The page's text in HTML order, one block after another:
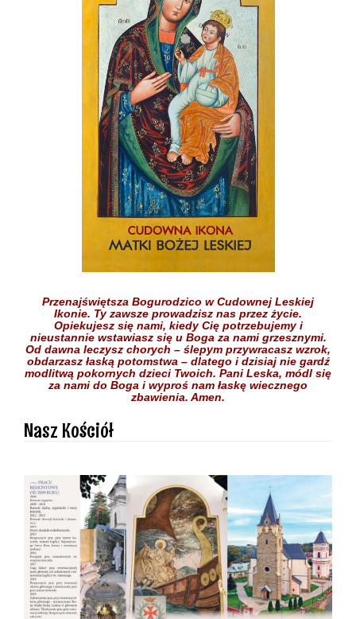
Przenajświętsza Bogurodzico w Cudownej Leskiej
Ikonie. Ty zawsze prowadzisz nas przez życie.
Opiekujesz się nami, kiedy Cię potrzebujemyi
nieustannie wstawiasz się u Boga za nami grzesznymi.
Od dawna leczysz chorych – ślepym przywracasz wzrok,
obdarzasz łaską potomstwa – dlatego i dzisiaj nie gardź
modlitwą pokornych dzieci Twoich. Pani Leska, módl się
za nami do Boga i wyproś nam łaskę wiecznego
zbawienia. Amen.
Nasz Kościół